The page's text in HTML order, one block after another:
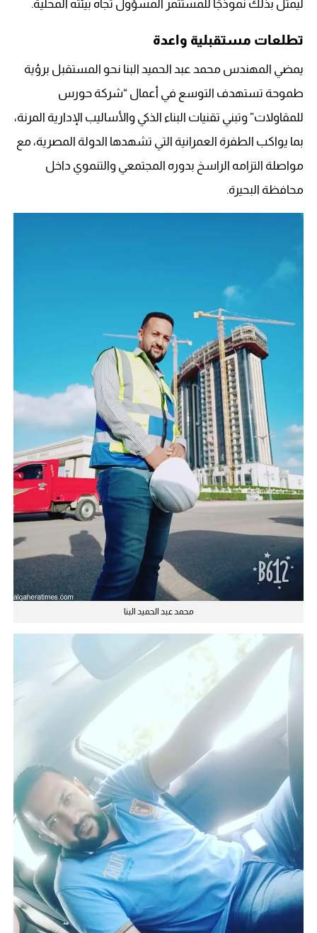
ليمثل بذلك نموذجًا للمستثمر المسؤول تجاه بيئته المحلية.
تطلعات مستقبلية واعدة
يمضي المهندس محمد عبد الحميد البنا نحو المستقبل برؤية
طموحة تستهدف التوسع في أعمال “شركة حورس
للمقاولات” وتبني تقنيات البناء الذكي والأساليب الإدارية المرنة،
بما يواكب الطفرة العمرانية التي تشهدها الدولة المصرية، مع
مواصلة التزامه الراسخ بدوره المجتمعي والتنموي داخل
محافظة البحيرة.
محمد عبد الحميد البنا